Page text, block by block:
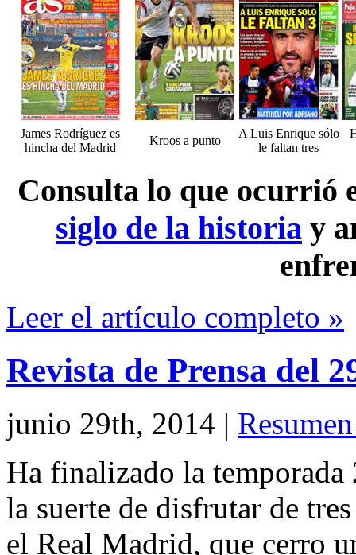
James Rodríguez es
hincha del Madrid
Kroos a punto
A Luis Enrique sólo
le faltan tres
Consulta lo que ocurrió
siglo de la historia y
Leer el artículo completo »
Revista de Prensa del
junio 29th, 2014 |
Ha finalizado la
la suerte de disfrutar de
el Real Madrid, que cerro